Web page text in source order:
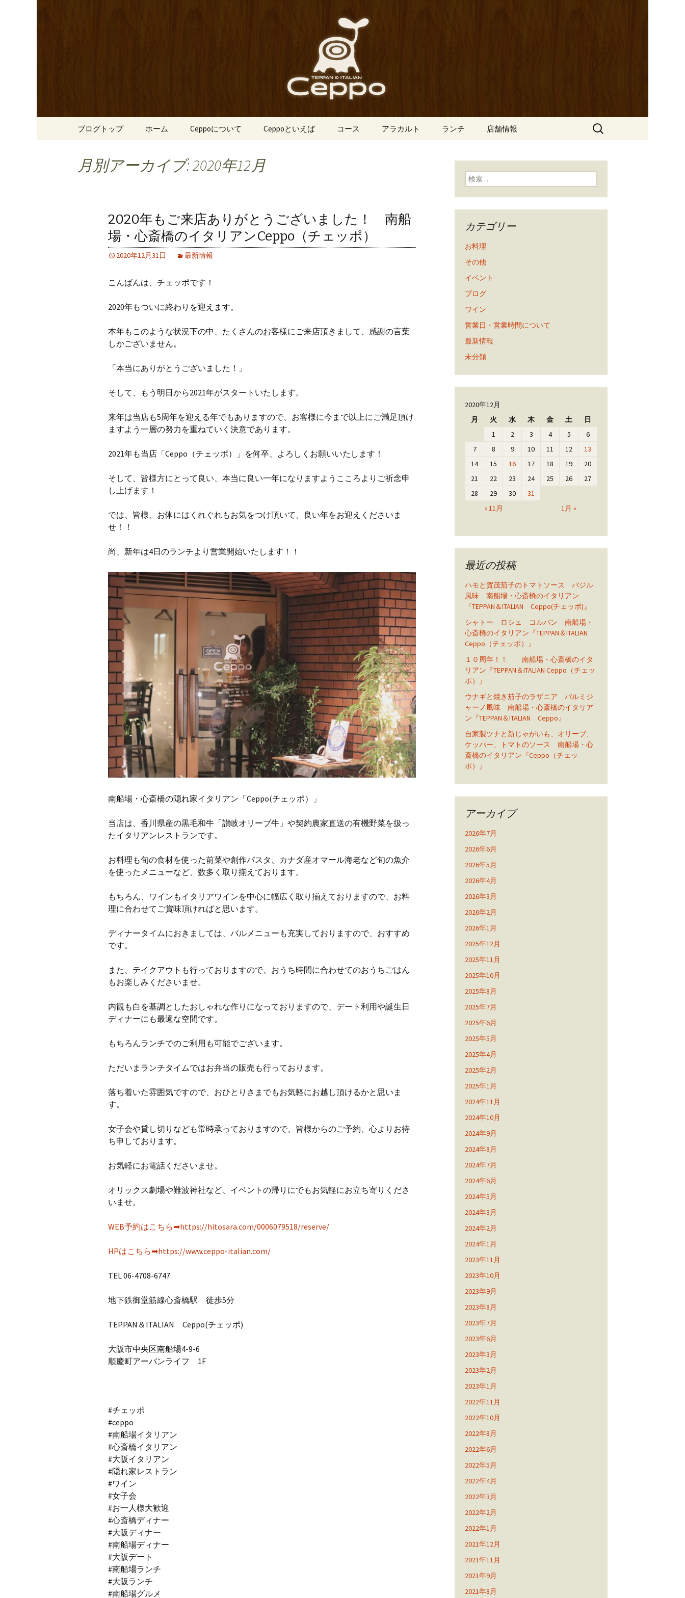
南船場・心斎橋のイタリアン
「Ceppo（チェッポ）」の公式ブログ
リーブ牛のステーキのほか、バルメニューも豊富にご用意。デートにも一人飲みのお客様にもぴった
コンテンツへ移動
ブログトップ ホーム Ceppoについて Ceppoといえば コース アラカルト ランチ 店舗情報
検
月別アーカイブ: 2020年12月
2020年もご来店ありがとうございました！ 南船
場・心斎橋のイタリアンCeppo（チェッポ）
2020年12月31日 最新情報
こんばんは、チェッポです！
2020年もついに終わりを迎えます。
本年もこのような状況下の中、たくさんのお客様にご来店頂きまして、感謝の言葉
しかございません。
「本当にありがとうございました！」
そして、もう明日から2021年がスタートいたします。
来年は当店も5周年を迎える年でもありますので、お客様に今まで以上にご満足頂け
ますよう一層の努力を重ねていく決意であります。
2021年も当店「Ceppo（チェッポ）」を何卒、よろしくお願いいたします！
そして、皆様方にとって良い、本当に良い一年になりますようこころよりご祈念申
し上げます！
では、皆様、お体にはくれぐれもお気をつけ頂いて、良い年をお迎えくださいま
せ！！
尚、新年は4日のランチより営業開始いたします！！
南船場・心斎橋の隠れ家イタリアン「Ceppo(チェッポ）」
当店は、香川県産の黒毛和牛「讃岐オリーブ牛」や契約農家直送の有機野菜を扱っ
たイタリアンレストランです。
お料理も旬の食材を使った前菜や創作パスタ、カナダ産オマール海老など旬の魚介
を使ったメニューなど、数多く取り揃えております。
もちろん、ワインもイタリアワインを中心に幅広く取り揃えておりますので、お料
理に合わせてご賞味頂ければと思います。
ディナータイムにおきましては、バルメニューも充実しておりますので、おすすめ
です。
また、テイクアウトも行っておりますので、おうち時間に合わせてのおうちごはん
もお楽しみくださいませ。
内観も白を基調としたおしゃれな作りになっておりますので、デート利用や誕生日
ディナーにも最適な空間です。
もちろんランチでのご利用も可能でございます。
ただいまランチタイムではお弁当の販売も行っております。
落ち着いた雰囲気ですので、おひとりさまでもお気軽にお越し頂けるかと思いま
す。
女子会や貸し切りなども常時承っておりますので、皆様からのご予約、心よりお待
ち申しております。
お気軽にお電話くださいませ。
オリックス劇場や難波神社など、イベントの帰りにでもお気軽にお立ち寄りくださ
いませ。
WEB予約はこちら➡https://hitosara.com/0006079518/reserve/
HPはこちら➡https://www.ceppo-italian.com/
TEL 06-4708-6747
地下鉄御堂筋線心斎橋駅 徒歩5分
TEPPAN＆ITALIAN Ceppo(チェッポ)
大阪市中央区南船場4-9-6
順慶町アーバンライフ 1F
#チェッポ
#ceppo
#南船場イタリアン
#心斎橋イタリアン
#大阪イタリアン
#隠れ家レストラン
#ワイン
#女子会
#お一人様大歓迎
#心斎橋ディナー
#大阪ディナー
#南船場ディナー
#大阪デート
#南船場ランチ
#大阪ランチ
#南船場グルメ
検索:
カテゴリー
お料理
その他
イベント
ブログ
ワイン
営業日・営業時間について
最新情報
未分類
2020年12月
月
火 水 木 金 土 日
« 11月 1月 »
1 2 3 4 5
6
7
8 9 10 11 12
13
14
15 16 17 18 19
20
21
22 23 24 25 26
27
28
29 30 31
最近の投稿
ハモと賀茂茄子のトマトソース バジル
風味 南船場・心斎橋のイタリアン
『TEPPAN＆ITALIAN Ceppo(チェッポ)』
シャトー ロシェ コルバン 南船場・
心斎橋のイタリアン『TEPPAN＆ITALIAN
Ceppo（チェッポ）』
１０周年！！ 南船場・心斎橋のイタ
リアン『TEPPAN＆ITALIAN Ceppo（チェッ
ポ）』
ウナギと焼き茄子のラザニア パルミジ
ャーノ風味 南船場・心斎橋のイタリア
ン『TEPPAN＆ITALIAN Ceppo』
自家製ツナと新じゃがいも、オリーブ、
ケッパー、トマトのソース 南船場・心
斎橋のイタリアン『Ceppo（チェッ
ポ）』
アーカイブ
2026年7月
2026年6月
2026年5月
2026年4月
2026年3月
2026年2月
2026年1月
2025年12月
2025年11月
2025年10月
2025年8月
2025年7月
2025年6月
2025年5月
2025年4月
2025年2月
2025年1月
2024年11月
2024年10月
2024年9月
2024年8月
2024年7月
2024年6月
2024年5月
2024年3月
2024年2月
2024年1月
2023年11月
2023年10月
2023年9月
2023年8月
2023年7月
2023年6月
2023年3月
2023年2月
2023年1月
2022年11月
2022年10月
2022年8月
2022年6月
2022年5月
2022年4月
2022年3月
2022年2月
2022年1月
2021年12月
2021年11月
2021年9月
2021年8月